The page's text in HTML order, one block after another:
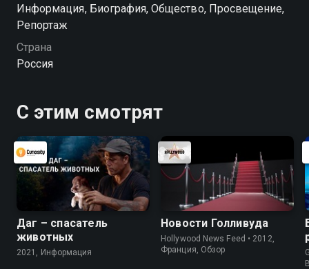
наследство вы можете совершенно бесплатно в
хорошем HD качестве на Смотрёшке
Информация, Биография, Общество, Просвещение,
Репортаж
Страна
Россия
С этим смотрят
Даг – спасатель
животных
2021, Информация
Новости Голливуда
Hollywood News Feed • 2012,
Франция, Обзор